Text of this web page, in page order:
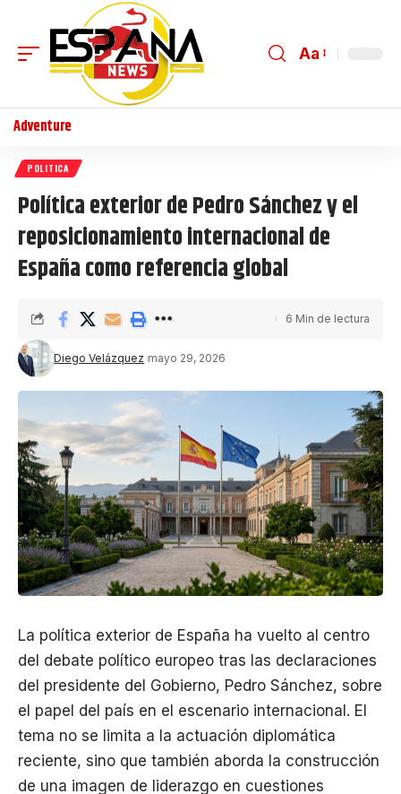
Aa
Adventure
POLITICA
Política exterior de Pedro Sánchez y el
reposicionamiento internacional de
España como referencia global
Diego Velázquez mayo 29, 2026
6 Min de lectura
La política exterior de España ha vuelto al centro
del debate político europeo tras las declaraciones
del presidente del Gobierno, Pedro Sánchez, sobre
el papel del país en el escenario internacional. El
tema no se limita a la actuación diplomática
reciente, sino que también aborda la construcción
de una imagen de liderazgo en cuestiones